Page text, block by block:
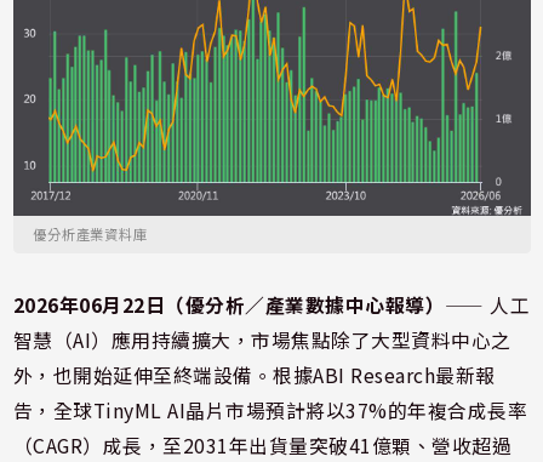
優分析產業資料庫
2026年06月22日（優分析／產業數據中心報導） ⸺ 人工
智慧（AI）應用持續擴大，市場焦點除了大型資料中心之
外，也開始延伸至終端設備。根據ABI Research最新報
告，全球TinyML AI晶片市場預計將以37%的年複合成長率
（CAGR）成長，至2031年出貨量突破41億顆、營收超過